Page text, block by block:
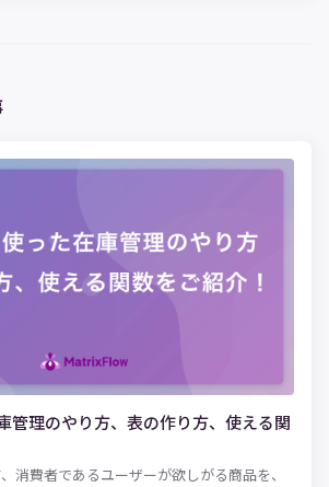
管理のやり方、表の作り方、使える関
消費者であるユーザーが欲しがる商品を、